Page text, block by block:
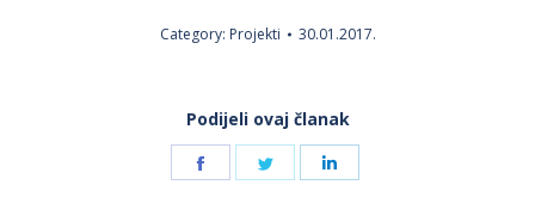
Category: Projekti 30.01.2017.
Podijeli ovaj članak
Share
Share